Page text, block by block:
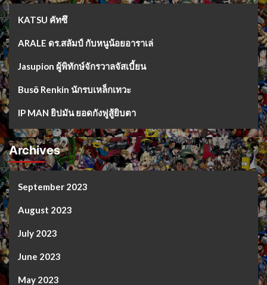
KATSU คัทซึ
ARALE ดร.สลัมป์ กับหนูน้อยอาราเล่
Jasupion ผู้พิทักษ์จักรวาลจัสเบี้ยน
Busō Renkin นักรบเหล็กเทวะ
IP MAN ยิปมัน ยอดกังฟูสู้ยิบตา
Archives
September 2023
August 2023
July 2023
June 2023
May 2023